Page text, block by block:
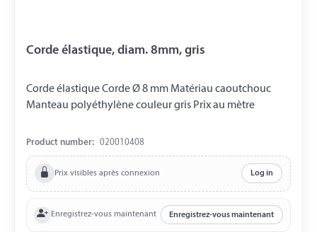
Corde élastique, diam. 8mm, gris
Corde élastique Corde Ø 8 mm Matériau caoutchouc
Manteau polyéthylène couleur gris Prix ​​au mètre
Product number: 020010408
Prix visibles après connexion Log in
Enregistrez-vous maintenant Enregistrez-vous maintenant